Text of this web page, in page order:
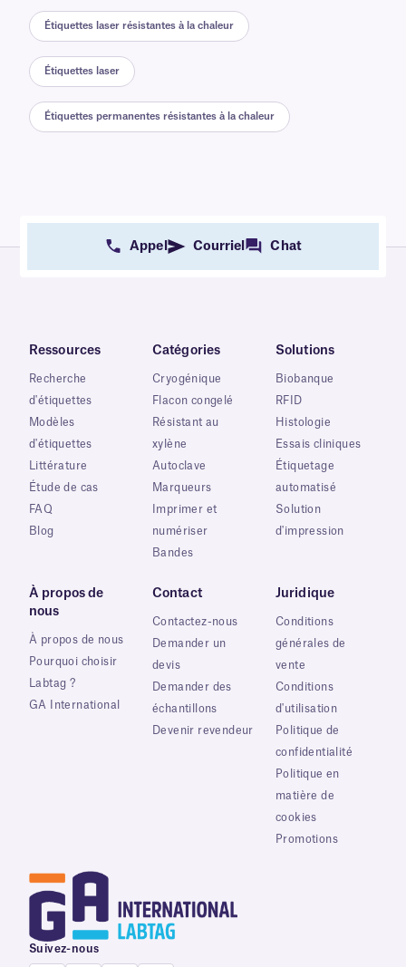
Étiquettes laser résistantes à la chaleur
Étiquettes laser
Étiquettes permanentes résistantes à la chaleur
Appel Courriel Chat
Ressources
Recherche
d'étiquettes
Modèles
d'étiquettes
Littérature
Étude de cas
FAQ
Blog
Catégories
Cryogénique
Flacon congelé
Résistant au
xylène
Autoclave
Marqueurs
Imprimer et
numériser
Bandes
Solutions
Biobanque
RFID
Histologie
Essais cliniques
Étiquetage
automatisé
Solution
d'impression
À propos de
nous
À propos de nous
Pourquoi choisir
Labtag ?
GA International
Contact
Contactez-nous
Demander un
devis
Demander des
échantillons
Devenir revendeur
Juridique
Conditions
générales de
vente
Conditions
d'utilisation
Politique de
confidentialité
Politique en
matière de
cookies
Promotions
Suivez-nous